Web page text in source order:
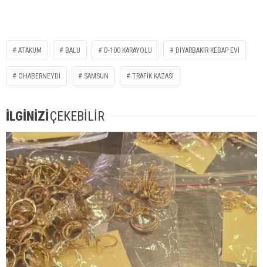
ATAKUM BALU D-100 KARAYOLU DIYARBAKIR KEBAP EVI
OHABERNEYDİ SAMSUN TRAFIK KAZASI
İLGİNİZİÇEKEBİLİR